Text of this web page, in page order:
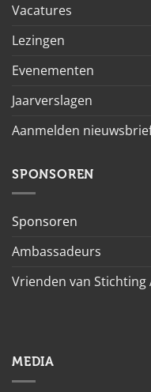
Vacatures
Lezingen
Evenementen
Jaarverslagen
Aanmelden
SPONSOREN
Sponsoren
Ambassadeurs
Vrienden van Stichting
MEDIA